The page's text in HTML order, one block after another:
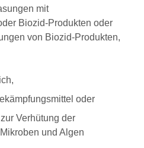
mit
Biozid-Produkten oder
von Biozid-Produkten,
oder
Verhütung der
und Algen